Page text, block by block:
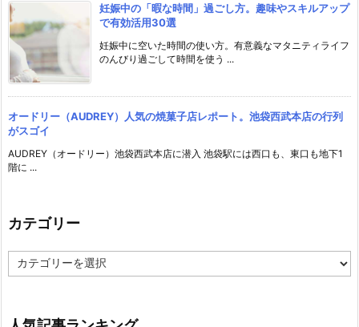
妊娠中の「暇な時間」過ごし方。趣味やスキルアップ
で有効活用30選
妊娠中に空いた時間の使い方。有意義なマタニティライフ
のんびり過ごして時間を使う ...
オードリー（AUDREY）人気の焼菓子店レポート。池袋西武本店の行列
がスゴイ
AUDREY（オードリー）池袋西武本店に潜入 池袋駅には西口も、東口も地下1
階に ...
カテゴリー
テ
ー